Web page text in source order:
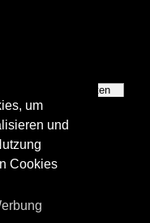
Jahreszeiten
um
und
Cookies